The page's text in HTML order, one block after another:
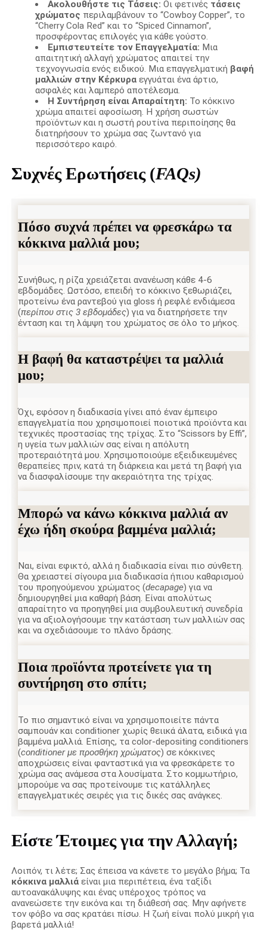
Ακολουθήστε τις Τάσεις: Οι φετινές τάσεις
χρώματος περιλαμβάνουν το “Cowboy Copper”, το
“Cherry Cola Red” και το “Spiced Cinnamon”,
προσφέροντας επιλογές για κάθε γούστο.
Εμπιστευτείτε τον Επαγγελματία: Μια
απαιτητική αλλαγή χρώματος απαιτεί την
τεχνογνωσία ενός ειδικού. Μια επαγγελματική βαφή
μαλλιών στην Κέρκυρα εγγυάται ένα άρτιο,
ασφαλές και λαμπερό αποτέλεσμα.
Η Συντήρηση είναι Απαραίτητη: Το κόκκινο
χρώμα απαιτεί αφοσίωση. Η χρήση σωστών
προϊόντων και η σωστή ρουτίνα περιποίησης θα
διατηρήσουν το χρώμα σας ζωντανό για
περισσότερο καιρό.
Συχνές Ερωτήσεις (FAQs)
Πόσο συχνά πρέπει να φρεσκάρω τα
κόκκινα μαλλιά μου;
Συνήθως, η ρίζα χρειάζεται ανανέωση κάθε 4-6
εβδομάδες. Ωστόσο, επειδή το κόκκινο ξεθωριάζει,
προτείνω ένα ραντεβού για gloss ή ρεφλέ ενδιάμεσα
(περίπου στις 3 εβδομάδες) για να διατηρήσετε την
ένταση και τη λάμψη του χρώματος σε όλο το μήκος.
Η βαφή θα καταστρέψει τα μαλλιά
μου;
Όχι, εφόσον η διαδικασία γίνει από έναν έμπειρο
επαγγελματία που χρησιμοποιεί ποιοτικά προϊόντα και
τεχνικές προστασίας της τρίχας. Στο “Scissors by Effi”,
η υγεία των μαλλιών σας είναι η απόλυτη
προτεραιότητά μου. Χρησιμοποιούμε εξειδικευμένες
θεραπείες πριν, κατά τη διάρκεια και μετά τη βαφή για
να διασφαλίσουμε την ακεραιότητα της τρίχας.
Μπορώ να κάνω κόκκινα μαλλιά αν
έχω ήδη σκούρα βαμμένα μαλλιά;
Ναι, είναι εφικτό, αλλά η διαδικασία είναι πιο σύνθετη.
Θα χρειαστεί σίγουρα μια διαδικασία ήπιου καθαρισμού
του προηγούμενου χρώματος (decapage) για να
δημιουργηθεί μια καθαρή βάση. Είναι απολύτως
απαραίτητο να προηγηθεί μια συμβουλευτική συνεδρία
για να αξιολογήσουμε την κατάσταση των μαλλιών σας
και να σχεδιάσουμε το πλάνο δράσης.
Ποια προϊόντα προτείνετε για τη
συντήρηση στο σπίτι;
Το πιο σημαντικό είναι να χρησιμοποιείτε πάντα
σαμπουάν και conditioner χωρίς θειικά άλατα, ειδικά για
βαμμένα μαλλιά. Επίσης, τα color-depositing conditioners
(conditioner με προσθήκη χρώματος) σε κόκκινες
αποχρώσεις είναι φανταστικά για να φρεσκάρετε το
χρώμα σας ανάμεσα στα λουσίματα. Στο κομμωτήριο,
μπορούμε να σας προτείνουμε τις κατάλληλες
επαγγελματικές σειρές για τις δικές σας ανάγκες.
Είστε Έτοιμες για την Αλλαγή;
Λοιπόν, τι λέτε; Σας έπεισα να κάνετε το μεγάλο βήμα; Τα
κόκκινα μαλλιά είναι μια περιπέτεια, ένα ταξίδι
αυτοανακάλυψης και ένας υπέροχος τρόπος να
ανανεώσετε την εικόνα και τη διάθεσή σας. Μην αφήνετε
τον φόβο να σας κρατάει πίσω. Η ζωή είναι πολύ μικρή για
βαρετά μαλλιά!